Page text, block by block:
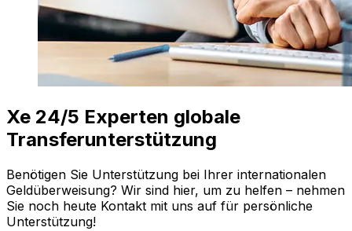
Xe 24/5 Experten globale
Transferunterstützung
Benötigen Sie Unterstützung bei Ihrer internationalen
Geldüberweisung? Wir sind hier, um zu helfen – nehmen
Sie noch heute Kontakt mit uns auf für persönliche
Unterstützung!